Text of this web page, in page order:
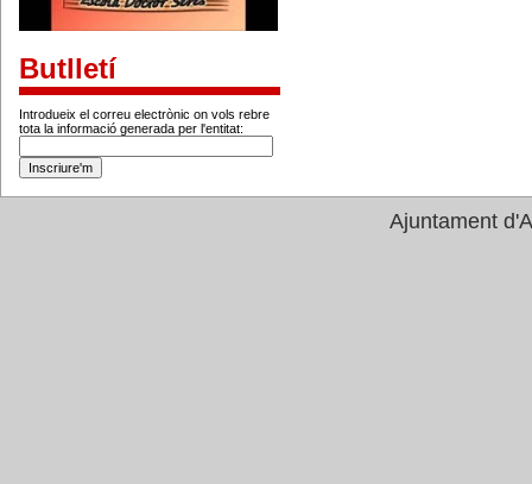
Butlletí
Introdueix el correu electrònic on vols rebre
tota la informació generada per l'entitat:
Ajuntament